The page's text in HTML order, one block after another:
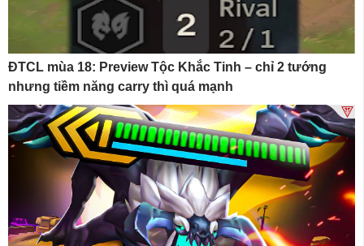
ĐTCL mùa 18: Preview Tộc Khắc Tinh – chỉ 2 tướng
nhưng tiềm năng carry thì quá mạnh